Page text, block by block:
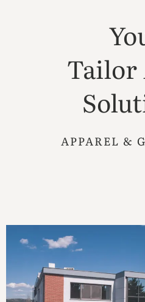
Tailor
APPAREL &